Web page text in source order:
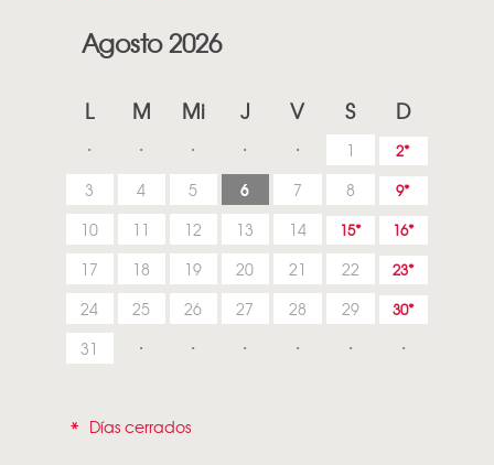
Agosto 2026
L M Mi J V S D
1 2
3 4 5 6 7 8 9
10 11 12 13 14 15 16
17 18 19 20 21 22 23
24 25 26 27 28 29 30
31
* Días cerrados